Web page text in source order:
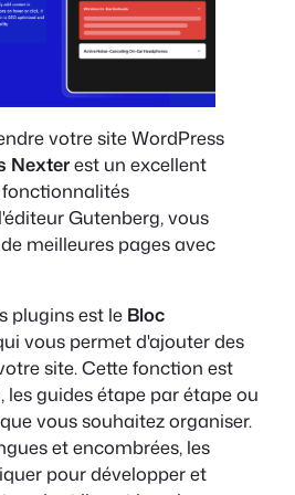
votre site WordPress
Nexterest un excellent
Gutenberg, vous
meilleures pages avec
plugins est le Bloc
vous permet d'ajouter des
site. Cette fonction est
les guides étape par étape ou
vous souhaitez organiser.
et encombrées, les
pour développer et